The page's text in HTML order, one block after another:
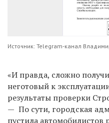
Источник: Telegram-канал
«И правда, сложно
неготовый к
результаты проверки
— По сути, городская
пустила автомобилистов